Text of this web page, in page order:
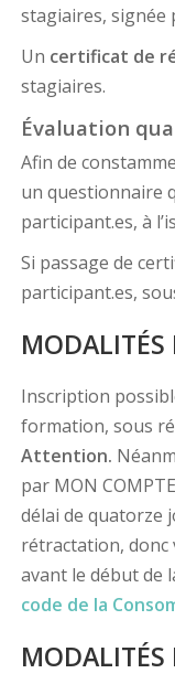
stagiaires, signée
Un certificat de
stagiaires.
Évaluation
Afin de
un questionnaire
participant.es, à
Si passage de
participant.es,
MODALITÉS
Inscription
formation, sous
Attention.
par MON
délai de quatorze
rétractation, donc
avant le début de
code de la
MODALITÉS